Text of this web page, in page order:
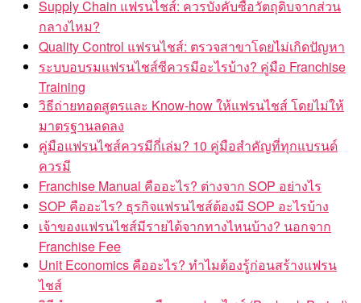
Supply Chain แฟรนไชส์: ควรบังคับซื้อวัตถุดิบจากส่วน
กลางไหม?
Quality Control แฟรนไชส์: ตรวจสาขาโดยไม่เกิดปัญหา
ระบบอบรมแฟรนไชส์ซีควรมีอะไรบ้าง? คู่มือ Franchise
Training
วิธีถ่ายทอดสูตรและ Know-how ให้แฟรนไชส์ โดยไม่ให้
มาตรฐานลดลง
คู่มือแฟรนไชส์ควรมีกี่เล่ม? 10 คู่มือสำคัญที่ทุกแบรนด์
ควรมี
Franchise Manual คืออะไร? ต่างจาก SOP อย่างไร
SOP คืออะไร? ธุรกิจแฟรนไชส์ต้องมี SOP อะไรบ้าง
เจ้าของแฟรนไชส์มีรายได้จากทางไหนบ้าง? นอกจาก
Franchise Fee
Unit Economics คืออะไร? ทำไมต้องรู้ก่อนสร้างแฟรน
ไชส์